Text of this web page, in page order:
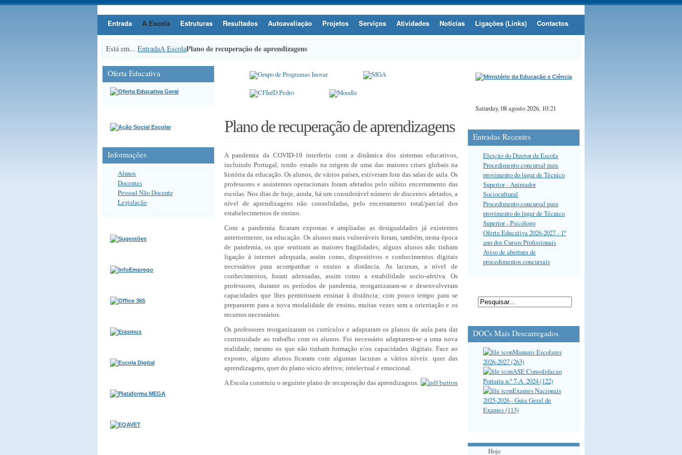
Entrada A Escola Estruturas Resultados Autoavaliação Projetos Serviços Atividades Notícias Ligações (Links) Contactos
Está em... EntradaA EscolaPlano de recuperação de aprendizagens
Plano de recuperação de aprendizagens
A pandemia da COVID-19 interferiu com a dinâmica dos sistemas educativos,
incluindo Portugal, tendo estado na origem de uma das maiores crises globais na
história da educação. Os alunos, de vários países, estiveram fora das salas de aula. Os
professores e assistentes operacionais foram afetados pelo súbito encerramento das
escolas. Nos dias de hoje, ainda, há um considerável número de discentes afetados, a
nível de aprendizagens não consolidadas, pelo encerramento total/parcial dos
estabelecimentos de ensino.
Com a pandemia ficaram expostas e ampliadas as desigualdades já existentes
anteriormente, na educação. Os alunos mais vulneráveis foram, também, nesta época
de pandemia, os que sentiram as maiores fragilidades; alguns alunos não tinham
ligação à internet adequada, assim como, dispositivos e conhecimentos digitais
necessários para acompanhar o ensino a distância. As lacunas, a nível de
conhecimentos, foram adensadas, assim como a estabilidade socio-afetiva. Os
professores, durante os períodos de pandemia, reorganizaram-se e desenvolveram
capacidades que lhes permitissem ensinar à distância; com pouco tempo para se
prepararem para a nova modalidade de ensino, muitas vezes sem a orientação e os
recursos necessários.
Os professores reorganizaram os currículos e adaptaram os planos de aula para dar
continuidade ao trabalho com os alunos. Foi necessário adaptarem-se a uma nova
realidade, mesmo os que não tinham formação e/ou capacidades digitais. Face ao
exposto, alguns alunos ficaram com algumas lacunas a vários níveis: quer das
aprendizagens, quer do plano sócio afetivo; intelectual e emocional.
A Escola construiu o seguinte plano de recuperação das aprendizagens:
Oferta Educativa
Informações
Alunos
Docentes
Pessoal Não Docente
Legislação
Saturday, 08 agosto 2026, 10:21
Entradas Recentes
Eleição do Diretor da Escola
Procedimento concursal para
provimento do lugar de Técnico
Superior - Animador
Sociocultural
Procedimento concursal para
provimento do lugar de Técnico
Superior - Psicólogo
Oferta Educativa 2026-2027 - 1º
ano dos Cursos Profissionais
Aviso de abertura de
procedimentos concursais
DOCs Mais Descarregados
Manuais Escolares
2026-2027 (263)
ASE Consolidacao
Portaria n.º 7-A_2024 (122)
Exames Nacionais
2025-2026 - Guia Geral de
Exames (113)
Hoje